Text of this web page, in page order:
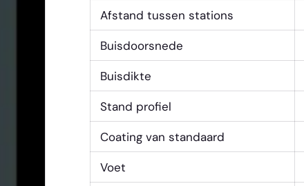
Afstand tussen stations
Buisdoorsnede
Buisdikte
Stand profiel
Coating van standaard
Voet